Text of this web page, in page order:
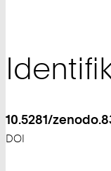
10.5281/
DOI